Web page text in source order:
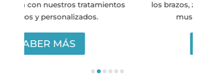
tratamientos
los brazos, zona costal,
muslos, cartucheras,